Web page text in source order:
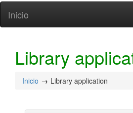
Inicio
Library
Inicio Library application